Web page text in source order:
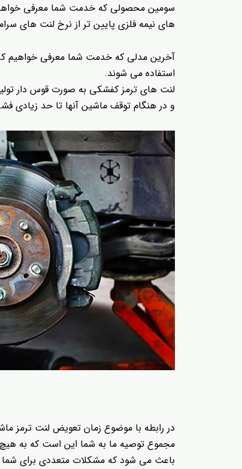
سومین محصولی که خدمت شما معرفی خواهیم
های نیمه فلزی پایین تر از نرخ لنت های
آخرین مدلی که خدمت شما معرفی خواهیم
استفاده می شوند.
لنت های ترمز کفشکی به صورت قوس دار
و در هنگام توقف ماشین آنها تا حد زیادی
در رابطه با موضوع زمان تعویض لنت ترمز
مجموع توصیه ما به شما این است که به هیچ
باعث می شود که مشکلات متعددی برای شما